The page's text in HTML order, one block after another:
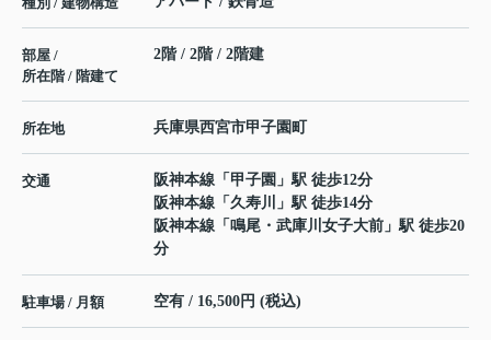
部屋 /
所在階 / 階建て
2階 / 2階 / 2階建
所在地 兵庫県西宮市甲子園町
交通 阪神本線 「 甲子園 」駅 徒歩12分
阪神本線 「 久寿川
」駅 徒歩14分
阪神本線 「 鳴尾・武庫川女子大前 」駅 徒歩20
分
駐車場 / 月額 空有 / 16,500円 (税込)